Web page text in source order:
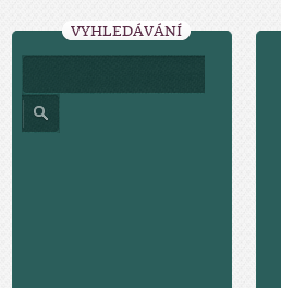
VYHLEDÁVÁNÍ